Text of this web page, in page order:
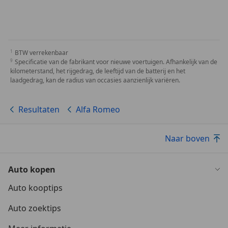
BTW verrekenbaar
Specificatie van de fabrikant voor nieuwe voertuigen. Afhankelijk van de
kilometerstand, het rijgedrag, de leeftijd van de batterij en het
laadgedrag, kan de radius van occasies aanzienlijk variëren.
Resultaten Alfa Romeo
Naar boven
Auto kopen
Auto kooptips
Auto zoektips